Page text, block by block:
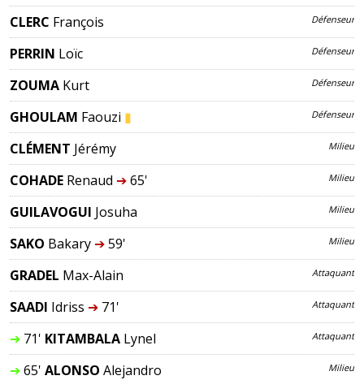
CLERC François Défenseur
PERRIN Loïc Défenseur
ZOUMA Kurt Défenseur
GHOULAM Faouzi ▮ Défenseur
CLÉMENT Jérémy Milieu
COHADE Renaud ➔65' Milieu
GUILAVOGUI Josuha Milieu
SAKO Bakary ➔59' Milieu
GRADEL Max-Alain Attaquant
SAADI Idriss ➔71' Attaquant
➔71' KITAMBALA Lynel Attaquant
➔65' ALONSO Alejandro Milieu